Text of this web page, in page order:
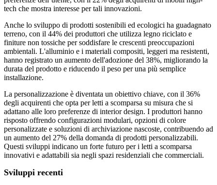
tech che mostra interesse per tali innovazioni.
Anche lo sviluppo di prodotti sostenibili ed ecologici ha guadagnato
terreno, con il 44% dei produttori che utilizza legno riciclato e
finiture non tossiche per soddisfare le crescenti preoccupazioni
ambientali. L'alluminio e i materiali compositi, leggeri ma resistenti,
hanno registrato un aumento dell'adozione del 38%, migliorando la
durata del prodotto e riducendo il peso per una più semplice
installazione.
La personalizzazione è diventata un obiettivo chiave, con il 36%
degli acquirenti che opta per letti a scomparsa su misura che si
adattano alle loro preferenze di interior design. I produttori hanno
risposto offrendo configurazioni modulari, opzioni di colore
personalizzate e soluzioni di archiviazione nascoste, contribuendo ad
un aumento del 27% della domanda di prodotti personalizzabili.
Questi sviluppi indicano un forte futuro per i letti a scomparsa
innovativi e adattabili sia negli spazi residenziali che commerciali.
Sviluppi recenti